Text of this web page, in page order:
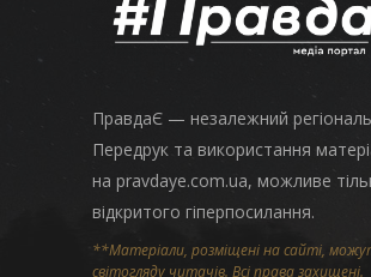
ПравдаЄ — незалежний
Передрук та використання
на pravdaye.com.ua, можливе
відкритого гіперпосилання.
**Матеріали, розміщені на сайті,
світогляду читачів. Всі права захищені.